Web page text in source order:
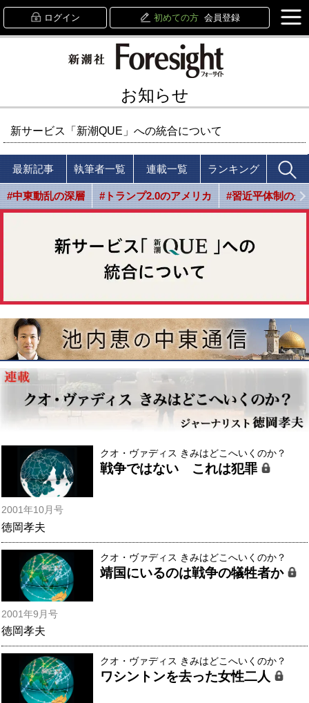
ログイン 初めての方 会員登録
お知らせ
新サービス「新潮QUE」への統合について
最新記事 執筆者一覧 連載一覧 ランキング
#中東動乱の深層 #トランプ2.0のアメリカ #習近平体制の光
クオ・ヴァディス きみはどこへいくのか？
戦争ではない これは犯罪
2001年10月号
徳岡孝夫
クオ・ヴァディス きみはどこへいくのか？
靖国にいるのは戦争の犠牲者か
2001年9月号
徳岡孝夫
クオ・ヴァディス きみはどこへいくのか？
ワシントンを去った女性二人